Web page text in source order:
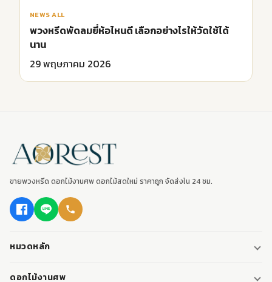
NEWS ALL
พวงหรีดพัดลมยี่ห้อไหนดี เลือกอย่างไรให้วัดใช้ได้
นาน
29 พฤษภาคม 2026
ขายพวงหรีด ดอกไม้งานศพ ดอกไม้สดใหม่ ราคาถูก จัดส่งใน 24 ชม.
หมวดหลัก
พวงหรีด
ดอกไม้งานศพ